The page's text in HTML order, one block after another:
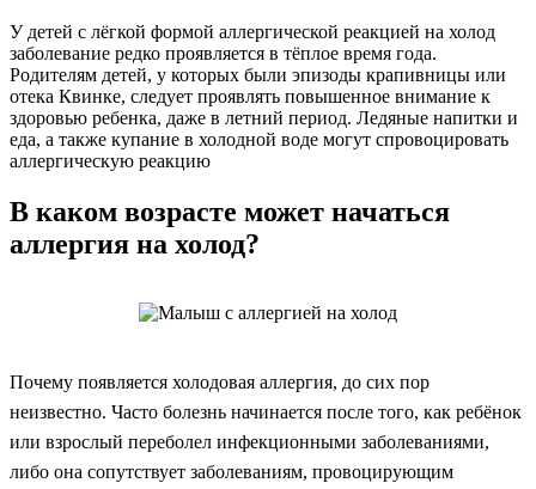
У детей с лёгкой формой аллергической реакцией на холод
заболевание редко проявляется в тёплое время года.
Родителям детей, у которых были эпизоды крапивницы или
отека Квинке, следует проявлять повышенное внимание к
здоровью ребенка, даже в летний период. Ледяные напитки и
еда, а также купание в холодной воде могут спровоцировать
аллергическую реакцию
В каком возрасте может начаться
аллергия на холод?
Почему появляется холодовая аллергия, до сих пор
неизвестно. Часто болезнь начинается после того, как ребёнок
или взрослый переболел инфекционными заболеваниями,
либо она сопутствует заболеваниям, провоцирующим